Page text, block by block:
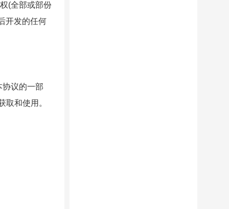
(全部或部份
开发的任何
协议的一部
取和使用。